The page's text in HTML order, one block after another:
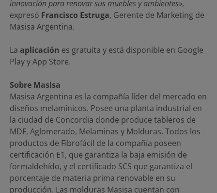
innovación para renovar sus muebles y ambientes»,
expresó Francisco Estruga, Gerente de Marketing de
Masisa Argentina.
La aplicación es gratuita y está disponible en Google
Play y App Store.
Sobre Masisa
Masisa Argentina es la compañía líder del mercado en
diseños melamínicos. Posee una planta industrial en
la ciudad de Concordia donde produce tableros de
MDF, Aglomerado, Melaminas y Molduras. Todos los
productos de Fibrofácil de la compañía poseen
certificación E1, que garantiza la baja emisión de
formaldehído, y el certificado SCS que garantiza el
porcentaje de materia prima renovable en su
producción. Las molduras Masisa cuentan con